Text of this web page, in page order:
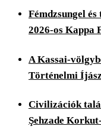
Fémdzsungel
2026-os Kappa
A Kassai-
Történelmi
Civilizációk
Şehzade